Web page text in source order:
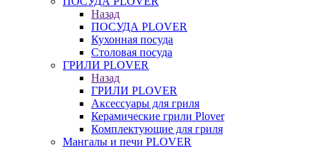
Назад
ПОСУДА PLOVER
Кухонная посуда
Столовая посуда
ГРИЛИ PLOVER
Назад
ГРИЛИ PLOVER
Аксессуары для гриля
Керамические грили Plover
Комплектующие для гриля
Мангалы и печи PLOVER